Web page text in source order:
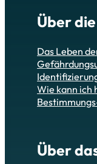
Über
Das Leben
Wie kann ich
Über